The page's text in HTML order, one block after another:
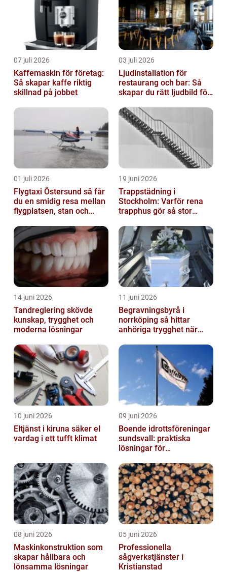
07 juli 2026
Kaffemaskin för företag:
Så skapar kaffe riktig
skillnad på jobbet
03 juli 2026
Ljudinstallation för
restaurang och bar: Så
skapar du rätt ljudbild för
01 juli 2026
Flygtaxi Östersund så får
du en smidig resa mellan
flygplatsen, stan och
19 juni 2026
Trappstädning i
Stockholm: Varför rena
trapphus gör så stor
14 juni 2026
Tandreglering skövde
kunskap, trygghet och
moderna lösningar
11 juni 2026
Begravningsbyrå i
norrköping så hittar
anhöriga trygghet när
10 juni 2026
Eltjänst i kiruna säker el
vardag i ett tufft klimat
09 juni 2026
Boende idrottsföreningar
sundsvall: praktiska
lösningar för
cuphelger
08 juni 2026
Maskinkonstruktion som
skapar hållbara och
lönsamma lösningar
05 juni 2026
Professionella
sågverkstjänster i
Kristianstad